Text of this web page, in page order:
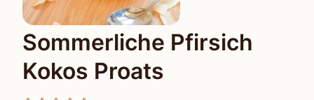
Sommerliche Pfirsich
Kokos Proats